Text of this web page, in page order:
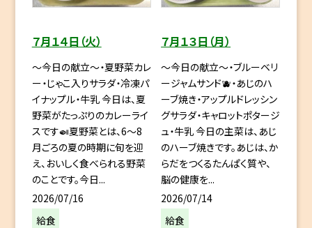
７月１４日（火）
～今日の献立～・夏野菜カレ
ー・じゃこ入りサラダ・冷凍パ
イナップル・牛乳 今日は、夏
野菜がたっぷりのカレーライ
スです🍛夏野菜とは、6～8
月ごろの夏の時期に旬を迎
え、おいしく食べられる野菜
のことです。今日...
2026/07/16
給食
７月１３日（月）
～今日の献立～・ブルーベリ
ージャムサンド🫐・あじのハ
ーブ焼き・アップルドレッシン
グサラダ・キャロットポタージ
ュ・牛乳 今日の主菜は、あじ
のハーブ焼きです。あじは、か
らだをつくるたんぱく質や、
脳の健康を...
2026/07/14
給食